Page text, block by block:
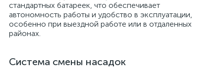
стандартных батареек, что обеспечивает
автономность работы и удобство в эксплуатации,
особенно при выездной работе или в отдаленных
районах.
Система смены насадок